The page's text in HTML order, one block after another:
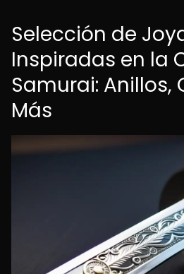
Selección de
Inspiradas en la
Samurai: Anillos,
Más